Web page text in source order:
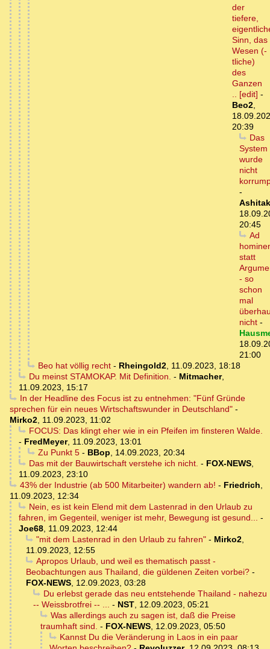
der
tiefere,
Sinn, das
Wesen (-
tliche)
des
Ganzen
.. [edit] -
Beo2,
20:39
Das
System
wurde
nicht
-
20:45
Ad
statt
- so
schon
mal
nicht -
21:00
Beo hat völlig recht- Rheingold2, 11.09.2023, 18:18
Du meinst STAMOKAP. Mit Definition. - Mitmacher,
11.09.2023, 15:17
In der Headline des Focus ist zu entnehmen: "Fünf Gründe
sprechen für ein neues Wirtschaftswunder in Deutschland" -
Mirko2, 11.09.2023, 11:02
FOCUS: Das klingt eher wie in ein Pfeifen im finsteren Walde.
- FredMeyer, 11.09.2023, 13:01
Zu Punkt 5- BBop, 14.09.2023, 20:34
Das mit der Bauwirtschaft verstehe ich nicht. - FOX-NEWS,
11.09.2023, 23:10
43% der Industrie (ab 500 Mitarbeiter) wandern ab! - Friedrich,
11.09.2023, 12:34
Nein, es ist kein Elend mit dem Lastenrad in den Urlaub zu
fahren, im Gegenteil, weniger ist mehr, Bewegung ist gesund... -
Joe68, 11.09.2023, 12:44
"mit dem Lastenrad in den Urlaub zu fahren"- Mirko2,
11.09.2023, 12:55
Apropos Urlaub, und weil es thematisch passt -
Beobachtungen aus Thailand, die güldenen Zeiten vorbei? -
FOX-NEWS, 12.09.2023, 03:28
Du erlebst gerade das neu entstehende Thailand - nahezu
-- Weissbrotfrei -- ... - NST, 12.09.2023, 05:21
Was allerdings auch zu sagen ist, daß die Preise
traumhaft sind. - FOX-NEWS, 12.09.2023, 05:50
Kannst Du die Veränderung in Laos in ein paar